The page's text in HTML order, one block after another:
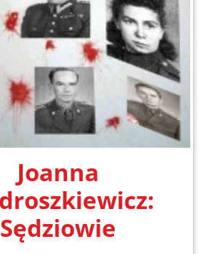
Joanna
Sędziowie